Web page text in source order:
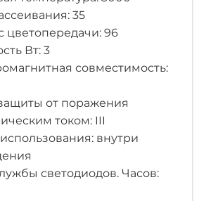
35
цветопередачи: 96
Вт: 3
совместимость:
от поражения
током: III
внутри
светодиодов. Часов: